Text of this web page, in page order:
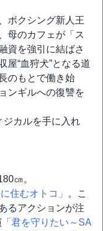
ボクシング新人王
母のカフェが「ス
資を強引に結ばさ
屋“血狩犬”となる道
のもとで働き始
ンギルへの復讐を
ジカルを手に入れ
㎝。
に住むオトコ」
。こ
るアクションが注
「君を守りたい～SA